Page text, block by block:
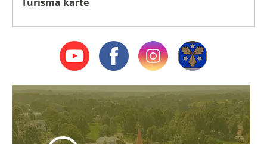
Tūrisma karte